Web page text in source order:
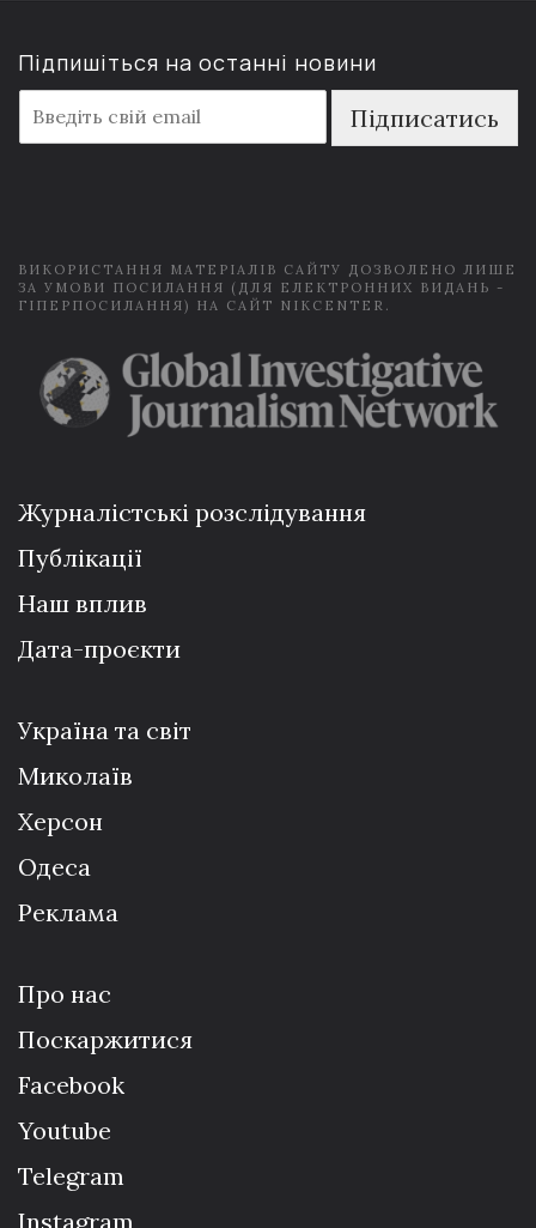
Підпишіться на останні новини
m
a
Підписатись
ВИКОРИСТАННЯ МАТЕРІАЛІВ САЙТУ ДОЗВОЛЕНО ЛИШЕ
ЗА УМОВИ ПОСИЛАННЯ (ДЛЯ ЕЛЕКТРОННИХ ВИДАНЬ -
ГІПЕРПОСИЛАННЯ) НА САЙТ NIKCENTER.
Журналістські розслідування
Публікації
Наш вплив
Дата-проєкти
Україна та світ
Миколаїв
Херсон
Одеса
Реклама
Про нас
Поскаржитися
Facebook
Youtube
Telegram
Instagram